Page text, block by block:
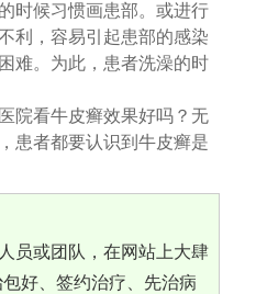
时候习惯画患部。或进行
利，容易引起患部的感染
难。为此，患者洗澡的时
院看牛皮癣效果好吗？无
患者都要认识到牛皮癣是
员或团队，在网站上大肆
好、签约治疗、先治病